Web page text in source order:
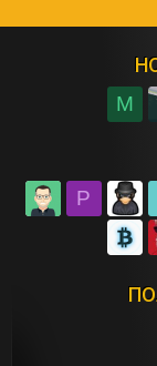
M
P